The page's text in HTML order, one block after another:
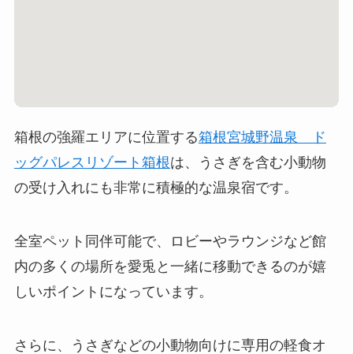
箱根の強羅エリアに位置する箱根宮城野温泉 ド
ッグパレスリゾート箱根は、うさぎを含む小動物
の受け入れにも非常に積極的な温泉宿です。
全室ペット同伴可能で、ロビーやラウンジなど館
内の多くの場所を愛兎と一緒に移動できるのが嬉
しいポイントになっています。
さらに、うさぎなどの小動物向けに専用の軽食オ